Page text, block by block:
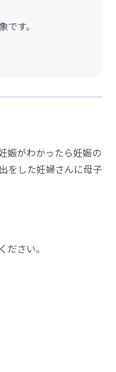
す。
娠がわかったら妊娠の
をした妊婦さんに母子
ださい。